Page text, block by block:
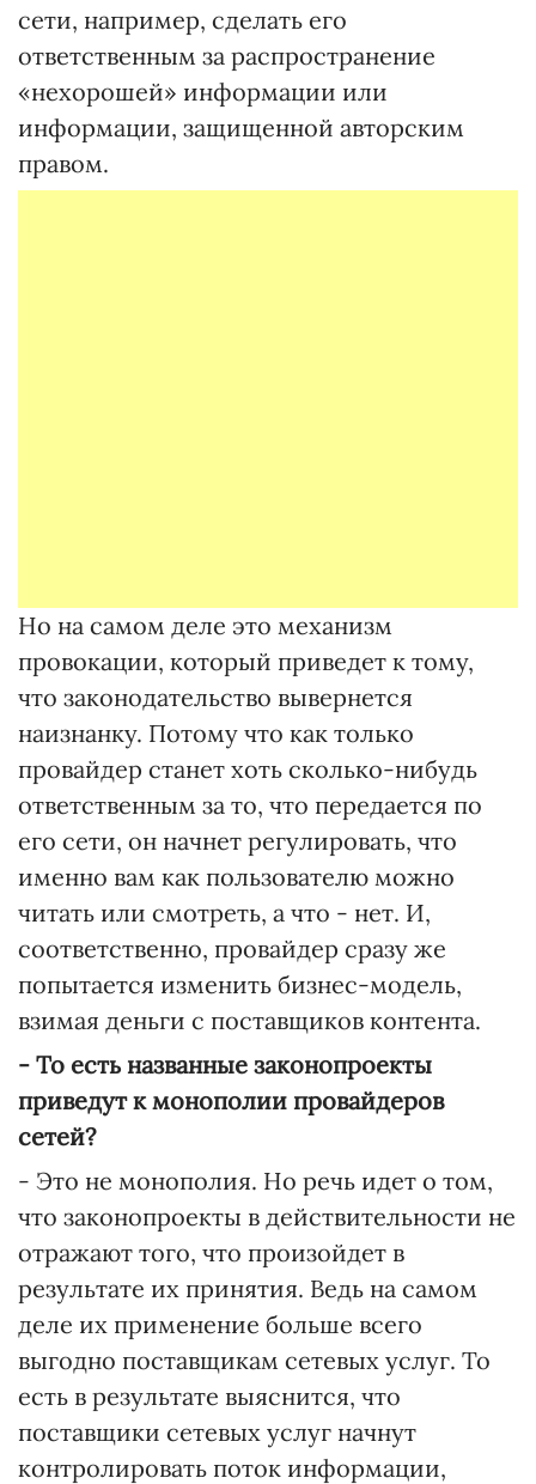
сети, например, сделать его
ответственным за распространение
«нехорошей» информации или
информации, защищенной авторским
правом.
Но на самом деле это механизм
провокации, который приведет к тому,
что законодательство вывернется
наизнанку. Потому что как только
провайдер станет хоть сколько-нибудь
ответственным за то, что передается по
его сети, он начнет регулировать, что
именно вам как пользователю можно
читать или смотреть, а что - нет. И,
соответственно, провайдер сразу же
попытается изменить бизнес-модель,
взимая деньги с поставщиков контента.
- То есть названные законопроекты
приведут к монополии провайдеров
сетей?
- Это не монополия. Но речь идет о том,
что законопроекты в действительности не
отражают того, что произойдет в
результате их принятия. Ведь на самом
деле их применение больше всего
выгодно поставщикам сетевых услуг. То
есть в результате выяснится, что
поставщики сетевых услуг начнут
контролировать поток информации,